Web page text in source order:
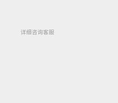
详细咨询客服